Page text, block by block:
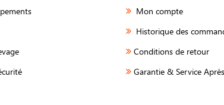
Mon compte
Historique des
Conditions de retour
Garantie & Service